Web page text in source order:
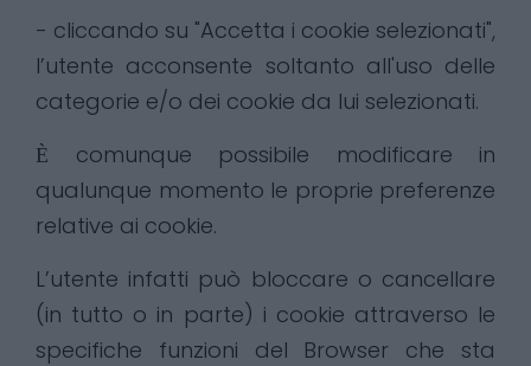
- cliccando su "Accetta i cookie selezionati",
l’utente acconsente soltanto all'uso delle
categorie e/o dei cookie da lui selezionati.
Ѐ comunque possibile modificare in
qualunque momento le proprie preferenze
relative ai cookie.
L’utente infatti può bloccare o cancellare
(in tutto o in parte) i cookie attraverso le
specifiche funzioni del Browser che sta